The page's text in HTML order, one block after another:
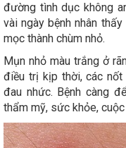
đường tình dục không
vài ngày bệnh nhân
mọc thành chùm nhỏ.
Mụn nhỏ màu trắng ở
điều trị kịp thời, các
đau nhức. Bệnh càng
thẩm mỹ, sức khỏe,